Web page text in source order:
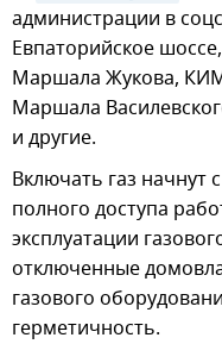
администрации в
Евпаторийское
Маршала Жукова,
Маршала
и другие.
Включать газ начнут
полного доступа
эксплуатации
отключенные
газового
герметичность.